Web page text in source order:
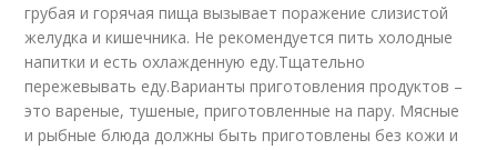
грубая и горячая пища вызывает поражение слизистой
желудка и кишечника. Не рекомендуется пить холодные
напитки и есть охлажденную еду.Тщательно
пережевывать еду.Варианты приготовления продуктов –
это вареные, тушеные, приготовленные на пару. Мясные
и рыбные блюда должны быть приготовлены без кожи и